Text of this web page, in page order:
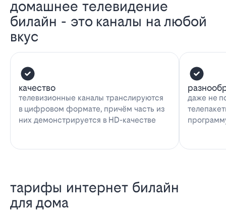
домашнее телевидение
билайн - это каналы на любой
вкус
качество
телевизионные каналы транслируются
в цифровом формате, причём часть из
них демонстрируется в HD-качестве
даже не
тарифы интернет билайн
для дома